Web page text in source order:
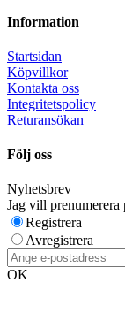
Information
Startsidan
Köpvillkor
Kontakta oss
Integritetspolicy
Returansökan
Följ oss
Nyhetsbrev
Jag vill prenumerera
Registrera
Avregistrera
OK